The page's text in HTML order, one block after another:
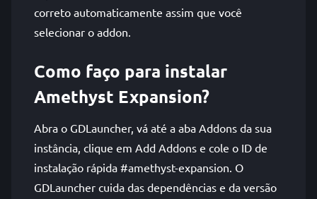
correto automaticamente assim que você
selecionar o addon.
Como faço para instalar
Amethyst Expansion?
Abra o GDLauncher, vá até a aba Addons da sua
instância, clique em Add Addons e cole o ID de
instalação rápida #amethyst-expansion. O
GDLauncher cuida das dependências e da versão